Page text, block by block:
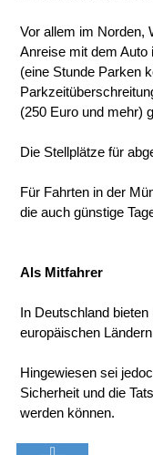
Vor allem im Norden,
Anreise mit dem
(eine Stunde Parken
(250 Euro und mehr)
Die Stellplätze für
Für Fahrten in der
die auch günstige
Als Mitfahrer
In Deutschland
europäischen
Hingewiesen sei
Sicherheit und die
werden können.